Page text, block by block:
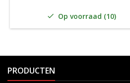
 Op voorraad (10)
PRODUCTEN